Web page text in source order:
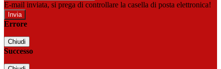
E-mail inviata, si prega di controllare la casella di posta elettronica!
Errore
Chiudi
Successo